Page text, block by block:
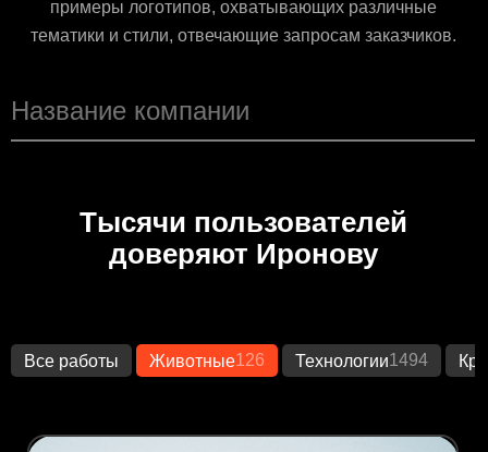
примеры логотипов, охватывающих различные
тематики и стили, отвечающие запросам заказчиков.
Тысячи пользователей
доверяют Иронову
Все работы Животные126 Технологии1494